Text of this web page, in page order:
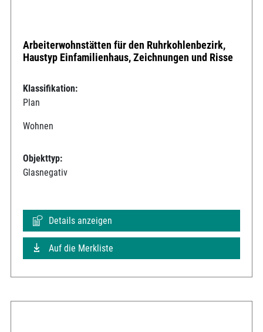
Arbeiterwohnstätten für den Ruhrkohlenbezirk,
Haustyp Einfamilienhaus, Zeichnungen und Risse
Klassifikation:
Plan
Wohnen
Objekttyp:
Glasnegativ
Details anzeigen
Auf die Merkliste